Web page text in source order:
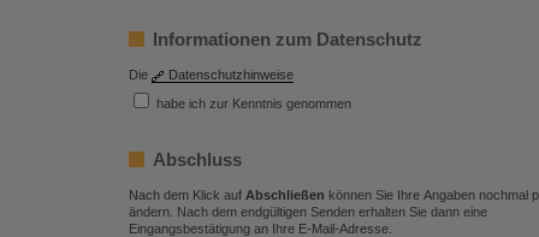
Informationen zum Datenschutz
Die Datenschutzhinweise
habe ich zur Kenntnis genommen
Abschluss
Nach dem Klick auf Abschließen können Sie Ihre Angaben nochmal
ändern. Nach dem endgültigen Senden erhalten Sie dann eine
Eingangsbestätigung an Ihre E-Mail-Adresse.